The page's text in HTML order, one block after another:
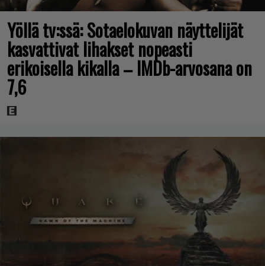
Yöllä tv:ssä: Sotaelokuvan näyttelijät
kasvattivat lihakset nopeasti
erikoisella kikalla – IMDb-arvosana on
7,6